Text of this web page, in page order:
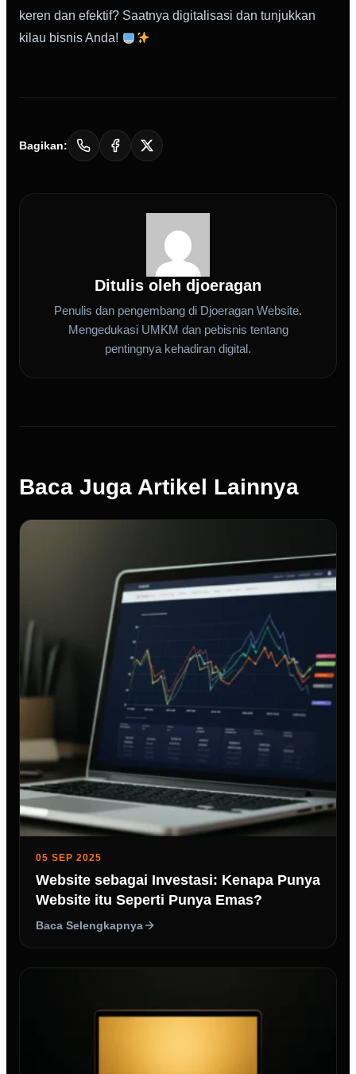
keren dan efektif? Saatnya digitalisasi dan tunjukkan
kilau bisnis Anda!
Bagikan:
Ditulis oleh djoeragan
Penulis dan pengembang di Djoeragan Website.
Mengedukasi UMKM dan pebisnis tentang
pentingnya kehadiran digital.
Baca Juga Artikel Lainnya
05 SEP 2025
Website sebagai Investasi: Kenapa Punya
Website itu Seperti Punya Emas?
Baca Selengkapnya